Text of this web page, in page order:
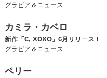
グラビア＆ニュース
カミラ・カベロ
新作「C, XOXO」6月リリース！
グラビア＆ニュース
ペリー